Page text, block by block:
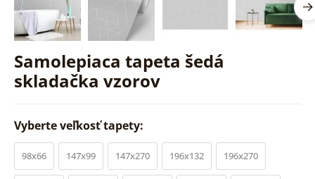
Samolepiaca tapeta šedá
skladačka vzorov
Vyberte veľkosť tapety:
98x66 147x99 147x270 196x132 196x270